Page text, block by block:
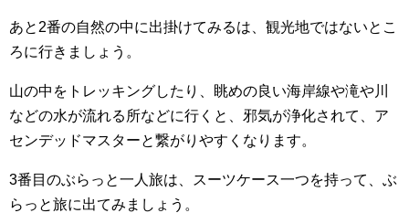
あと2番の自然の中に出掛けてみるは、観光地ではないとこ
ろに行きましょう。
山の中をトレッキングしたり、眺めの良い海岸線や滝や川
などの水が流れる所などに行くと、邪気が浄化されて、ア
センデッドマスターと繋がりやすくなります。
3番目のぶらっと一人旅は、スーツケース一つを持って、ぶ
らっと旅に出てみましょう。